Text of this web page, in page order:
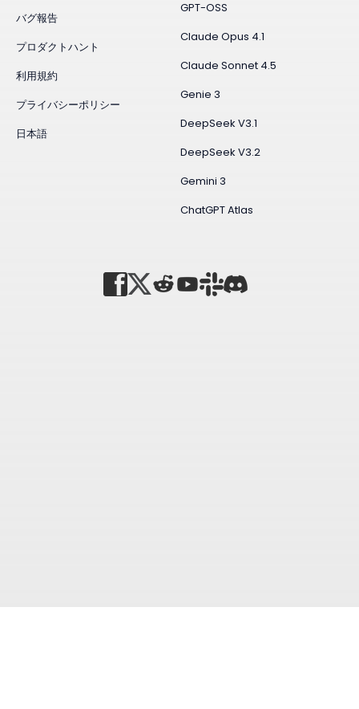
GPT-OSS
Claude Opus 4.1
Claude Sonnet 4.5
Genie 3
DeepSeek V3.1
DeepSeek V3.2
Gemini 3
ChatGPT Atlas
バグ報告
プロダクトハント
利用規約
プライバシーポリシー
日本語